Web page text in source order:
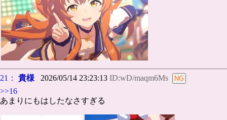
21： 貴様 2026/05/14 23:23:13 ID:wD/maqm6Ms
>>16
あまりにもはしたなさすぎる